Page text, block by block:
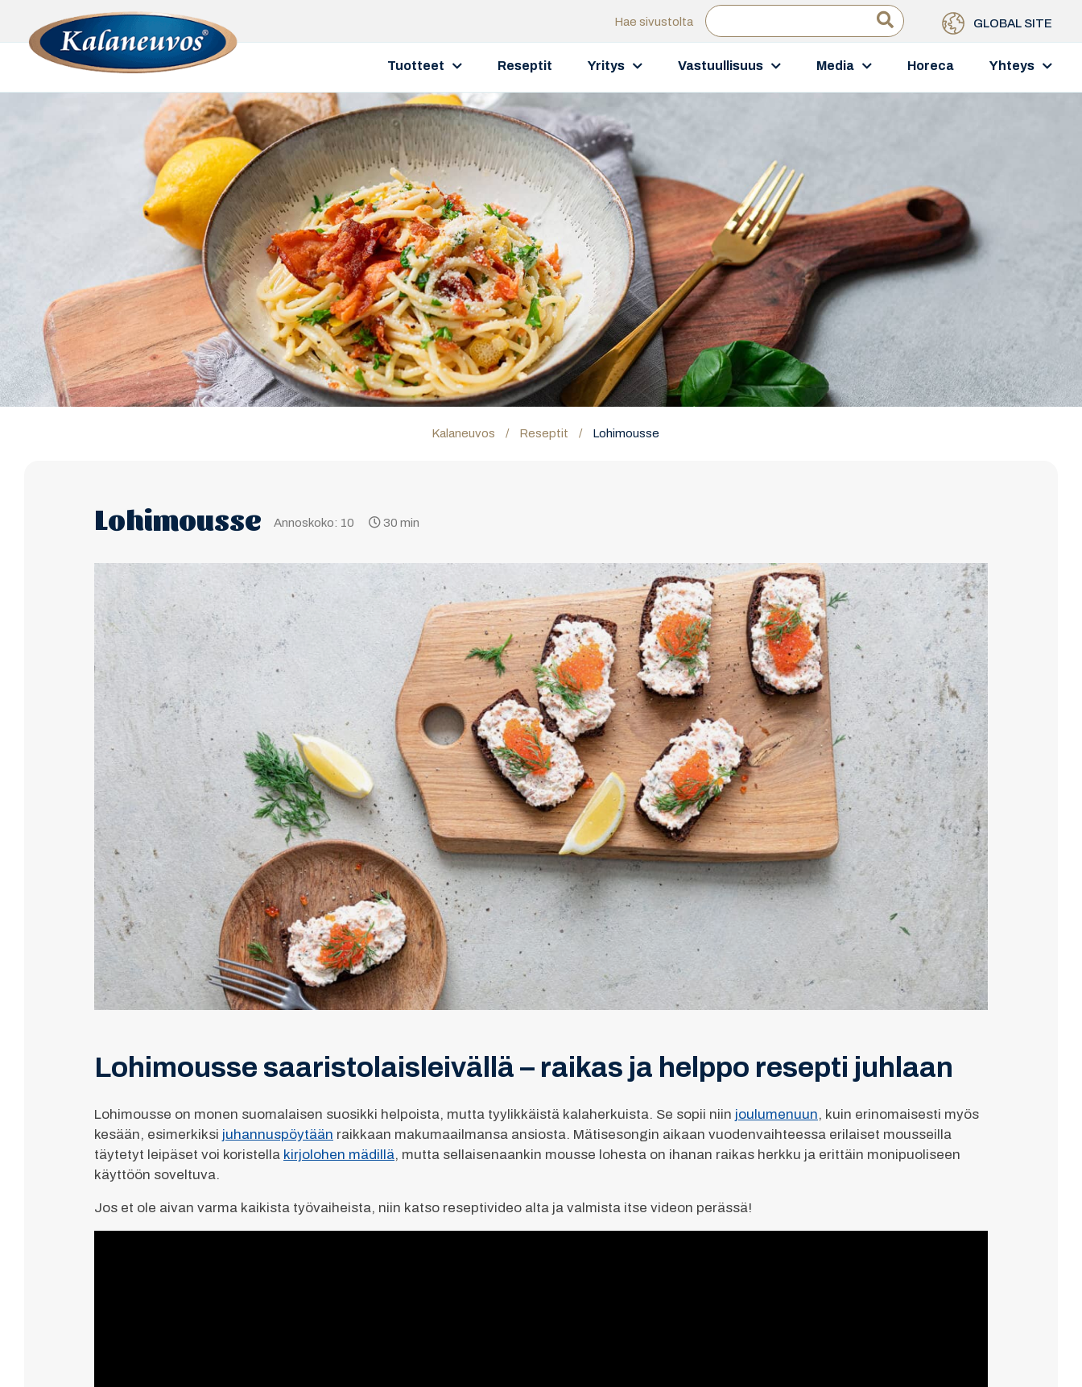
GLOBAL SITE
Hae sivustolta
Tuotteet Reseptit Yritys Vastuullisuus Media Horeca Yhteys
Kalaneuvos / Reseptit / Lohimousse
Lohimousse Annoskoko: 10 30 min
Lohimousse saaristolaisleivällä – raikas ja helppo resepti juhlaan
Lohimousse on monen suomalaisen suosikki helpoista, mutta tyylikkäistä kalaherkuista. Se sopii niin joulumenuun, kuin erinomaisesti myös
kesään, esimerkiksi juhannuspöytään raikkaan makumaailmansa ansiosta. Mätisesongin aikaan vuodenvaihteessa erilaiset mousseilla
täytetyt leipäset voi koristella kirjolohen mädillä, mutta sellaisenaankin mousse lohesta on ihanan raikas herkku ja erittäin monipuoliseen
käyttöön soveltuva.
Jos et ole aivan varma kaikista työvaiheista, niin katso reseptivideo alta ja valmista itse videon perässä!